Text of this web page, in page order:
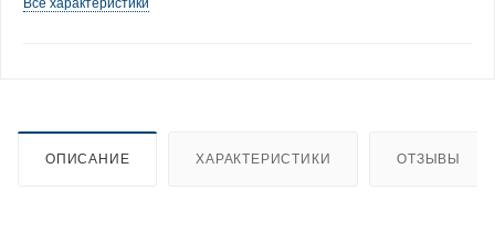
Все характеристики
ОПИСАНИЕ ХАРАКТЕРИСТИКИ ОТЗЫВЫ